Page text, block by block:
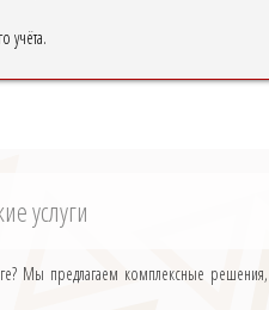
учёта.
услуги
Мы предлагаем комплексные